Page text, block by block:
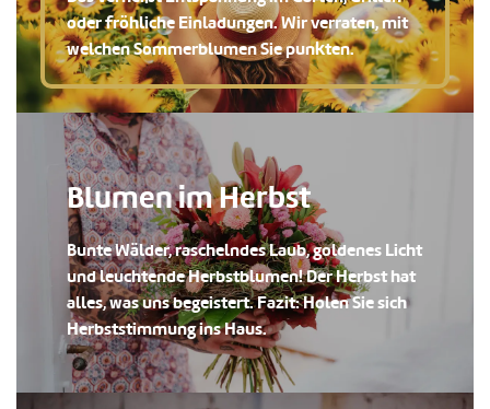
oder fröhliche Einladungen. Wir verraten, mit
welchen Sommerblumen Sie punkten.
Blumen im Herbst
Bunte Wälder, raschelndes Laub, goldenes Licht
und leuchtende Herbstblumen! Der Herbst hat
alles, was uns begeistert. Fazit: Holen Sie sich
Herbststimmung ins Haus.